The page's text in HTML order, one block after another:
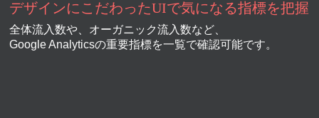
デザインにこだわったUIで気になる指標を把握
全体流入数や、オーガニック流入数など、
Google Analyticsの重要指標を一覧で確認可能です。